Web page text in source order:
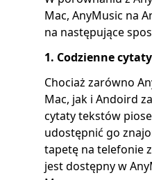
Mac, AnyMusic na
na następujące
1. Codzienne
Chociaż zarówno
Mac, jak i Andoird
cytaty tekstów
udostępnić go
tapetę na telefonie
jest dostępny w